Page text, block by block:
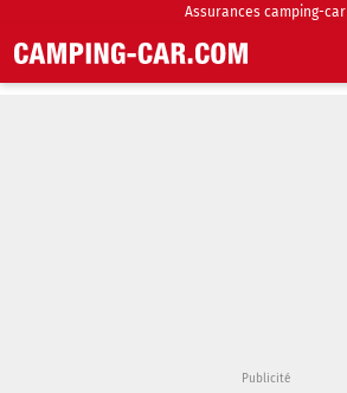
Assurances camping-car